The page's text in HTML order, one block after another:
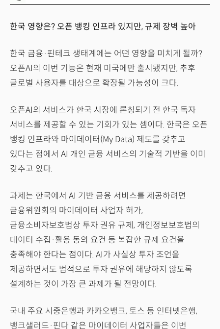
한국 영향은? 오픈 뱅킹 인프라 있지만, 규제 장벽 높아
한국 금융·핀테크 생태계에는 어떤 영향을 미치게 될까?
오픈AI의 이번 기능은 현재 미국에만 출시됐지만, 추후
글로벌 사용자를 대상으로 확장될 가능성이 크다.
오픈AI의 서비스가 한국 시장에 론칭되기 전 한국 독자
서비스를 제공할 수 있는 기회가 있는 셈이다. 한국은 오픈
뱅킹 인프라와 마이데이터(My Data) 제도를 갖추고
있다는 점에서 AI 개인 금융 서비스의 기술적 기반을 이미
갖추고 있다.
과제는 한국에서 AI 기반 금융 서비스를 제공하려면
금융위원회의 마이데이터 사업자 허가,
금융소비자보호법상 투자 권유 규제, 개인정보보호법의
데이터 수집·활용 동의 요건 등 복잡한 규제 요건을
충족해야 한다는 점이다. AI가 사실상 투자 조언을
제공하면서도 법적으로 투자 권유에 해당하지 않도록
설계하는 것이 가장 큰 과제가 될 전망이다.
국내 주요 시중은행과 카카오뱅크, 토스 등 인터넷은행,
뱅크샐러드·핀다 같은 마이데이터 사업자들은 이번